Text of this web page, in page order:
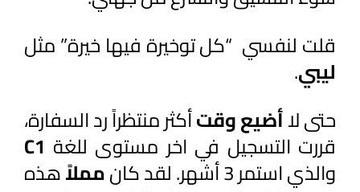
قلت لنفسي  “كل توخيرة فيها خيرة” مثل
ليبي.
حتى لا أضيع وقت
قررت التسجيل في اخر مستوى للغة C1
والذي استمر 3 أشهر. لقد كان مملاً